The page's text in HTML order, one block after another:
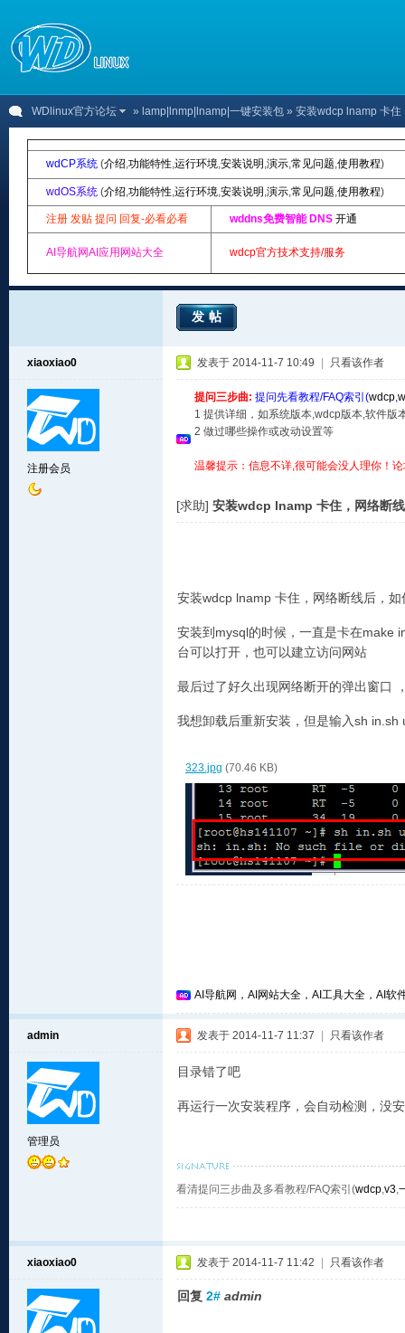
WDlinux官方论坛 » lamp|lnmp|lnamp|一键安装包 » 安装wdcp lnamp 卡住
wdCP系统 (介绍,功能特性,运行环境,安装说明 ,演示,常见问题,使用教程)
wdOS系统 (介绍,功能特性,运行环境,安装说明 ,演示,常见问题,使用教程)
注册 发贴 提问 回复-必看必看 wddns免费智能 DNS 开通
AI导航网AI应用网站大全 wdcp官方技术支持/服务
发帖
xiaoxiao0
注册会员
发表于 2014-11-7 10:49 只看该作者
提问三步曲: 提问先看教程/FAQ索引(wdcp,
1 提供详细，如系统版本,wdcp版本,软件版
2 做过哪些操作或改动设置等
温馨提示：信息不详,很可能会没人理你！
[求助] 安装wdcp lnamp 卡住，网络断
安装wdcp lnamp 卡住，网络断线后，
安装到mysql的时候，一直是卡在make
台可以打开，也可以建立访问网站
最后过了好久出现网络断开的弹出窗口
我想卸载后重新安装，但是输入sh
323.jpg (70.46 KB)
AI导航网，AI网站大全，AI工具大全，AI软
admin
管理员
发表于 2014-11-7 11:37 只看该作者
目录错了吧
再运行一次安装程序，会自动检测，没
看清提问三步曲及多看教程/FAQ索引(wdcp,v3,
xiaoxiao0 发表于 2014-11-7 11:42 只看该作者
回复 2# admin